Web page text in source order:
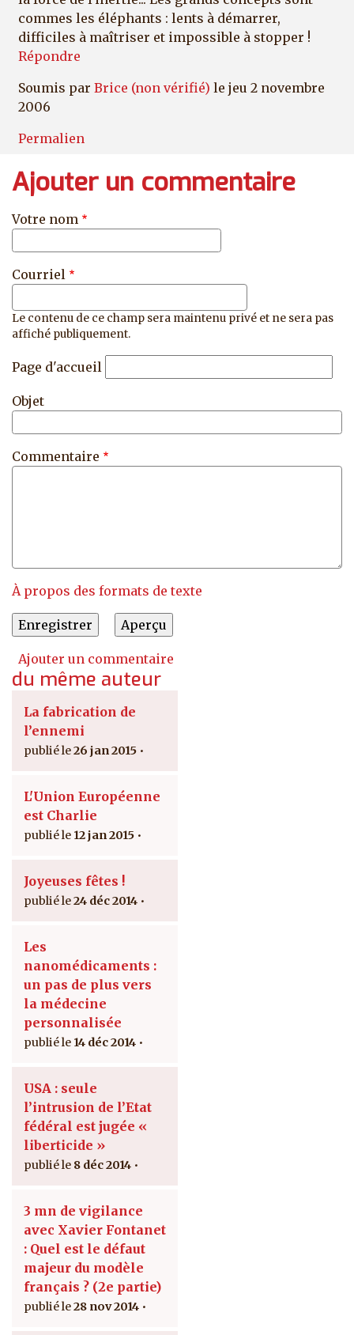
commes les éléphants : lents à démarrer,
difficiles à maîtriser et impossible à stopper !
Répondre
Soumis par Brice (non vérifié) le jeu 2 novembre
2006
Permalien
Ajouter un commentaire
Votre nom
Courriel
Le contenu de ce champ sera maintenu privé et ne sera pas
affiché publiquement.
Page d'accueil
Objet
Commentaire
À propos des formats de texte
Ajouter un commentaire
du même auteur
La fabrication de
l’ennemi
26 jan 2015
L'Union Européenne
est Charlie
12 jan 2015
Joyeuses fêtes !
24 déc 2014
Les
nanomédicaments :
un pas de plus vers
la médecine
personnalisée
14 déc 2014
USA : seule
l’intrusion de l’Etat
fédéral est jugée «
liberticide »
8 déc 2014
3 mn de vigilance
avec Xavier Fontanet
: Quel est le défaut
majeur du modèle
français ? (2e partie)
28 nov 2014